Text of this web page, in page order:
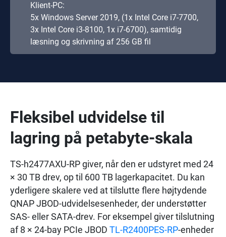
Klient-PC:
5x Windows Server 2019, (1x Intel Core i7-7700,
3x Intel Core i3-8100, 1x i7-6700), samtidig
læsning og skrivning af 256 GB fil
Fleksibel udvidelse til
lagring på petabyte-skala
TS-h2477AXU-RP giver, når den er udstyret med 24
× 30 TB drev, op til 600 TB lagerkapacitet. Du kan
yderligere skalere ved at tilslutte flere højtydende
QNAP JBOD-udvidelsesenheder, der understøtter
SAS- eller SATA-drev. For eksempel giver tilslutning
af 8 × 24-bay PCIe JBOD TL-R2400PES-RP-enheder